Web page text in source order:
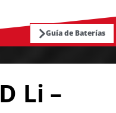
Guía de Baterías
Li –